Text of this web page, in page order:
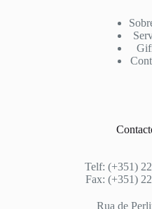
Telf: (+351)
Fax: (+351)
Rua de